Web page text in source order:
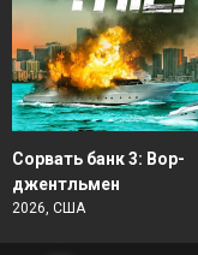
Сорвать банк 3: Вор-
джентльмен
2026, США